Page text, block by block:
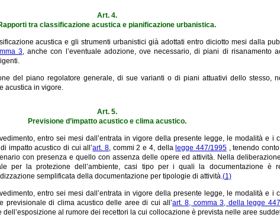
Art. 4.
tra classificazione acustica e pianificazione urbanistica.
acustica e gli strumenti urbanistici già adottati entro diciotto mesi dalla
3, anche con l’eventuale adozione, ove necessario, di piani di risanamento
del piano regolatore generale, di sue varianti o di piani attuativi dello stesso,
acustica in vigore.
Art. 5.
Previsione d’impatto acustico e clima acustico.
entro sei mesi dall’entrata in vigore della presente legge, le modalità e i
impatto acustico di cui all’art. 8, commi 2 e 4, della legge 447/1995, tenendo
con presenza e quello con assenza delle opere ed attività. Nella
per la protezione dell’ambiente, casi tipo per i quali la documentazione è
semplificata della documentazione per tipologie di attività.(1)
entro sei mesi dall’entrata in vigore della presente legge, le modalità e i
previsionale di clima acustico delle aree di cui all’art. 8, comma 3, della legge
al rumore dei recettori la cui collocazione è prevista nelle aree